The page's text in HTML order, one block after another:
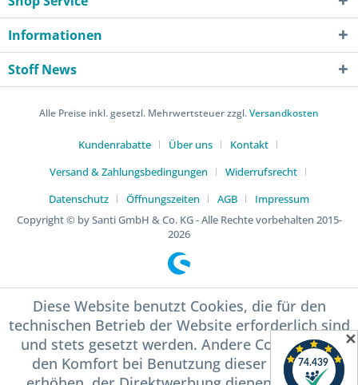
Informationen
Stoff News
Alle Preise inkl. gesetzl. Mehrwertsteuer zzgl.Versandkosten
Kundenrabatte Über uns
Kontakt
Versand & Zahlungsbedingungen
Widerrufsrecht
Datenschutz
Öffnungszeiten AGB
Impressum
Copyright © by Santi GmbH & Co. KG - Alle Rechte vorbehalten 2015-
2026
Diese Website benutzt Cookies, die für den
technischen Betrieb der Website erforderlich sind
und stets gesetzt werden. Andere Cookies, die
den Komfort bei Benutzung dieser Website
✕